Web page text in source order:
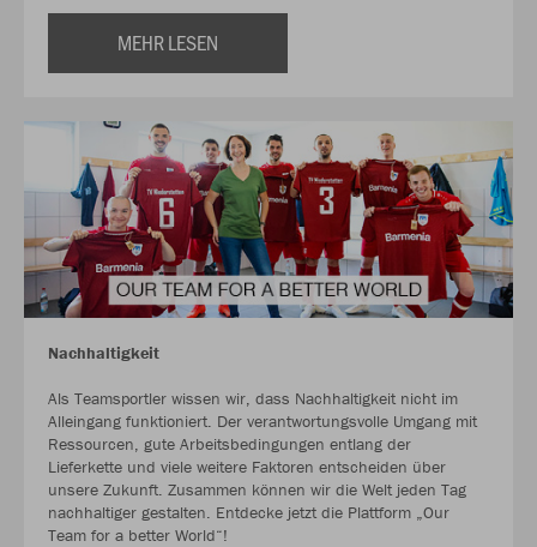
MEHR LESEN
Nachhaltigkeit
Als Teamsportler wissen wir, dass Nachhaltigkeit nicht im
Alleingang funktioniert. Der verantwortungsvolle Umgang mit
Ressourcen, gute Arbeitsbedingungen entlang der
Lieferkette und viele weitere Faktoren entscheiden über
unsere Zukunft. Zusammen können wir die Welt jeden Tag
nachhaltiger gestalten. Entdecke jetzt die Plattform „Our
Team for a better World“!